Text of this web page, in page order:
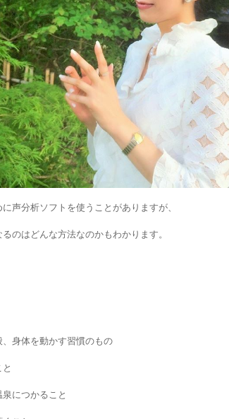
声分析ソフトを使うことがありますが、
のはどんな方法なのかもわかります。
身体を動かす習慣のもの
につかること